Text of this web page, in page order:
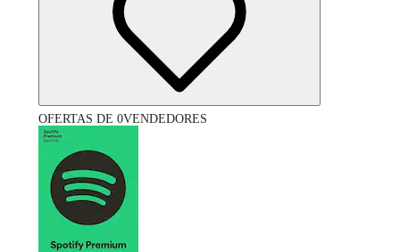
OFERTAS DE 0VENDEDORES